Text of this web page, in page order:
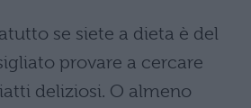
se siete a dieta è del
provare a cercare
deliziosi. O almeno